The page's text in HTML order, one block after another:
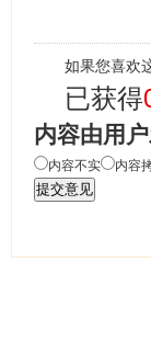
如果您喜欢
已获得
内容由用
内容不实 内容